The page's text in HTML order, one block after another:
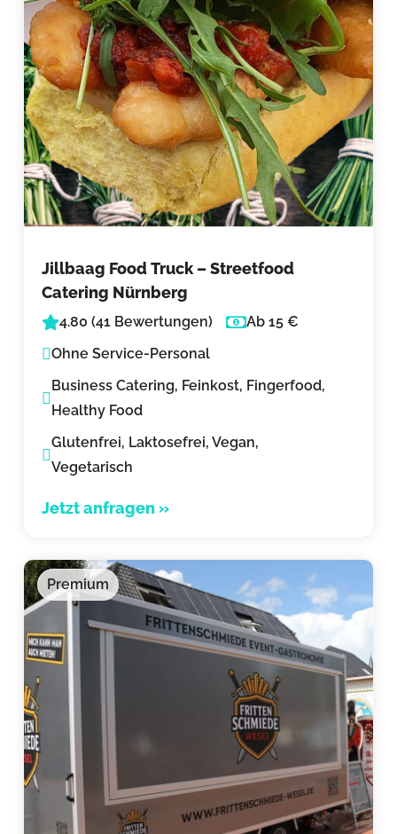
Jillbaag Food Truck – Streetfood
Catering Nürnberg
4.80 (41 Bewertungen)
Ab 15 €
Ohne Service-Personal
Business Catering, Feinkost, Fingerfood,
Healthy Food
Glutenfrei, Laktosefrei, Vegan,
Vegetarisch
Jetzt anfragen »
Premium